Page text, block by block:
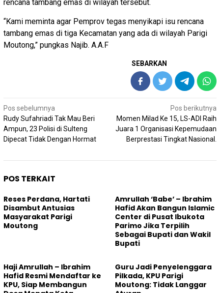
rencana tambang emas di wilayah tersebut.
“Kami meminta agar Pemprov tegas menyikapi isu rencana
tambang emas di tiga Kecamatan yang ada di wilayah Parigi
Moutong,” pungkas Najib. A.A.F
SEBARKAN
Navigasi
pos
Pos sebelumnya
Rudy Sufahriadi Tak Mau Beri
Ampun, 23 Polisi di Sulteng
Dipecat Tidak Dengan Hormat
Pos berikutnya
Momen Milad Ke 15, LS-ADI Raih
Juara 1 Organisasi Kepemudaan
Berprestasi Tingkat Nasional.
POS TERKAIT
Reses Perdana, Hartati
Disambut Antusias
Masyarakat Parigi
Moutong
Amrullah ‘Babe’ – Ibrahim
Hafid Akan Bangun Islamic
Center di Pusat Ibukota
Parimo Jika Terpilih
Sebagai Bupati dan Wakil
Bupati
Haji Amrullah – Ibrahim
Hafid Resmi Mendaftar ke
KPU, Siap Membangun
Guru Jadi Penyelenggara
Pilkada, KPU Parigi
Moutong: Tidak Langgar